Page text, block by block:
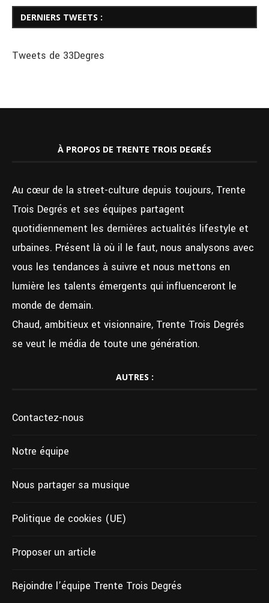
DERNIERS TWEETS :
Tweets de 33Degres
À PROPOS DE TRENTE TROIS DEGRÉS
Au cœur de la street-culture depuis toujours, Trente
Trois Degrés et ses équipes partagent
quotidiennement les dernières actualités lifestyle et
urbaines. Présent là où il le faut, nous analysons avec
vous les tendances à suivre et nous mettons en
lumière les talents émergents qui influenceront le
monde de demain.
Chaud, ambitieux et visionnaire, Trente Trois Degrés
se veut le média de toute une génération.
AUTRES :
Contactez-nous
Notre équipe
Nous partager sa musique
Politique de cookies (UE)
Proposer un article
Rejoindre l’équipe Trente Trois Degrés